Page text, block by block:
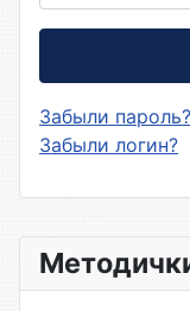
Забыли пароль?
Забыли логин?